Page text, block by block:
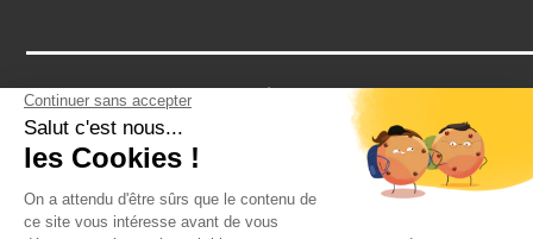
Notre assurance RCP vous protège contre tous les petits bobos
d'un EVG: une cheville en vrac après un paintball? Un tour de
cou après un striptease? Notre assurance vous couvre